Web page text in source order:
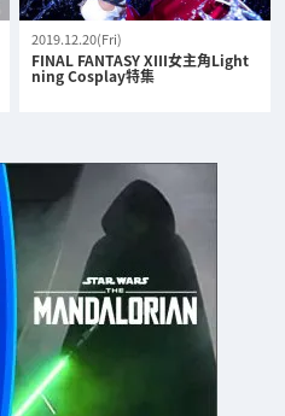
2019.12.20(Fri)
FINAL FANTASY XIII女主角Light
ning Cosplay特集